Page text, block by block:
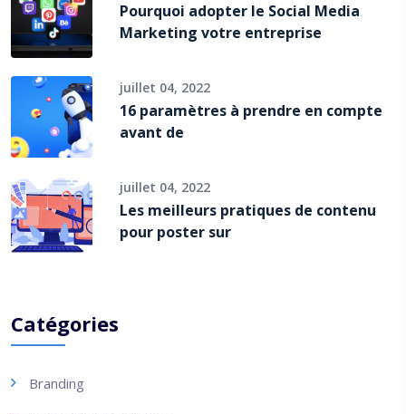
Pourquoi adopter le Social Media
Marketing votre entreprise
juillet 04, 2022
16 paramètres à prendre en compte
avant de
juillet 04, 2022
Les meilleurs pratiques de contenu
pour poster sur
Catégories
Branding